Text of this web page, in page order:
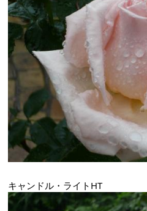
キャンドル・ライトHT